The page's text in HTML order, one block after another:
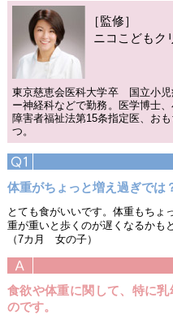
［監修］
ニコこどもク
東京慈恵会医科大学卒 国立小児
ー神経科などで勤務。医学博士
障害者福祉法第15条指定医、お
つ。
体重がちょっと増え過ぎでは
とても食がいいです。体重もちょ
重が重いと歩くのが遅くなるかも
（7カ月 女の子）
食欲や体重に関して、特に
のです。